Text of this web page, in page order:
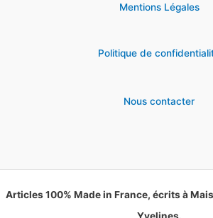
Mentions Légales
Politique de
Nous contacter
Articles 100% Made in France, écrits à
Yvelines.